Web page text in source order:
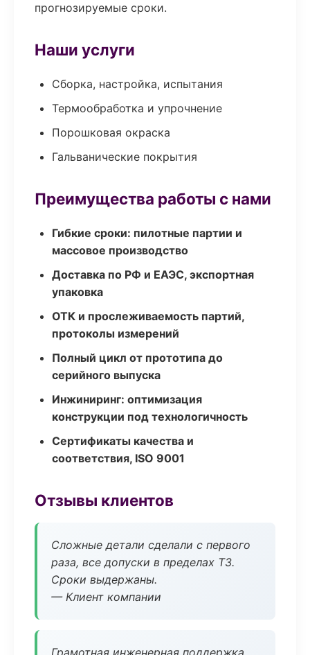
прогнозируемые сроки.
Наши услуги
Сборка, настройка, испытания
Термообработка и упрочнение
Порошковая окраска
Гальванические покрытия
Преимущества работы с нами
Гибкие сроки: пилотные партии и
массовое производство
Доставка по РФ и ЕАЭС, экспортная
упаковка
ОТК и прослеживаемость партий,
протоколы измерений
Полный цикл от прототипа до
серийного выпуска
Инжиниринг: оптимизация
конструкции под технологичность
Сертификаты качества и
соответствия, ISO 9001
Отзывы клиентов
Сложные детали сделали с первого
раза, все допуски в пределах ТЗ.
Сроки выдержаны.
— Клиент компании
Грамотная инженерная поддержка,